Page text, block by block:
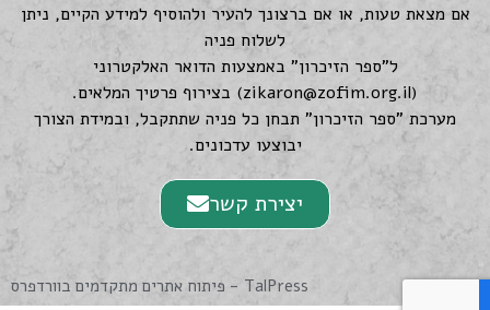
אם מצאת טעות, או אם ברצונך להעיר ולהוסיף למידע הקיים, ניתן
לשלוח פניה
ל"ספר הזיכרון" באמצעות הדואר האלקטרוני
zikaron@zofim.org.il) בצירוף פרטיך המלאים.
מערכת "ספר הזיכרון" תבחן כל פניה שתתקבל, ובמידת הצורך
יבוצעו עדכונים.
יצירת קשר
TalPress - פיתוח אתרים מתקדמים בוורדפרס